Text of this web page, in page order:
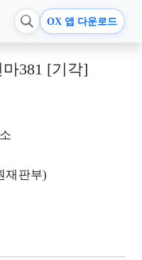
OX 앱 다운로드
마381 [기각]
재판부)